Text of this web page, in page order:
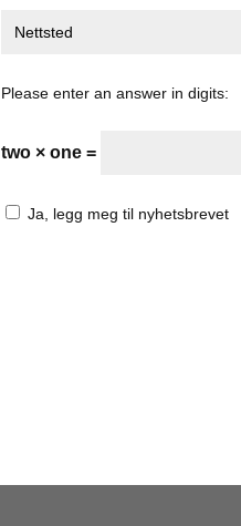
Please enter an answer in digits:
two × one =
Ja, legg meg til nyhetsbrevet